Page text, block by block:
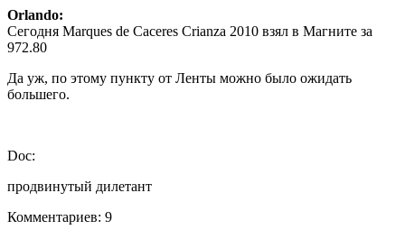
Orlando:
Сегодня Marques de Caceres Crianza 2010 взял в Магните за
972.80
Да уж, по этому пункту от Ленты можно было ожидать
большего.
Doc:
продвинутый дилетант
Комментариев: 9